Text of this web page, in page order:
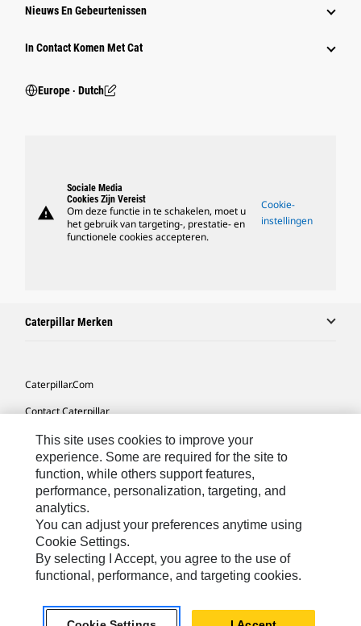
Nieuws En Gebeurtenissen
In Contact Komen Met Cat
Europe ‧ Dutch
warning
Sociale Media
Cookies Zijn Vereist
Om deze functie in te schakelen, moet u
het gebruik van targeting-, prestatie- en
functionele cookies accepteren.
Cookie-
instellingen
Caterpillar Merken
Caterpillar.com
Contact Caterpillar
Mijn Marketingvoorkeuren
Site Map
Cookie Settings
Legal
Privacy
Europe-Dutch© 2026 Caterpillar. Alle rechten voorbehouden.
This site uses cookies to improve your
experience. Some are required for the site to
function, while others support features,
performance, personalization, targeting, and
analytics.
You can adjust your preferences anytime using
Cookie Settings.
By selecting I Accept, you agree to the use of
functional, performance, and targeting cookies.